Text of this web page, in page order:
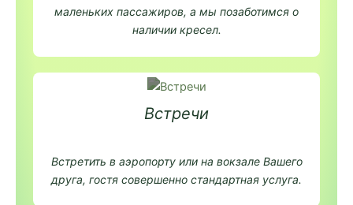
маленьких пассажиров, а мы позаботимся о
наличии кресел.
Встречи
Встретить в аэропорту или на вокзале Вашего
друга, гостя совершенно стандартная услуга.